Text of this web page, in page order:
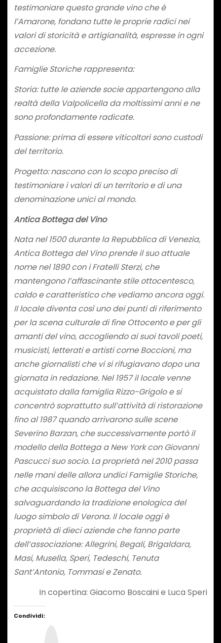
testimoniare questo grande vino che è
l’Amarone, fondano tutte le proprie radici nei
valori di storicità e artigianalità, espresse in ogni
accezione.
Famiglie Storiche rappresenta:
Storia: tutte le aziende socie appartengono alla
realtà della Valpolicella da moltissimi anni e ne
sono profondamente radicate.
Passione: prima di essere viticoltori sono custodi
del territorio.
Progetto: nascono con lo scopo preciso di
testimoniare i valori di un territorio e di una
denominazione unici al mondo.
Antica Bottega del Vino
Nata nel 1500 durante la Repubblica di Venezia,
Antica Bottega del Vino prende il suo attuale
nome nel 1890 con i Fratelli Sterzi, che
mantengono l’affascinante stile ottocentesco,
caldo e caratteristico che vediamo ancora oggi.
Il locale diventa così uno dei punti di riferimento
per la scena culturale di fine Ottocento e per gli
amanti del vino, accogliendo ai suoi tavoli poeti,
musicisti, letterati e artisti come Boccioni, ma
anche giornalisti che vi si rifugiavano dopo una
giornata in redazione. Nel 1957 il locale venne
acquistato dalla famiglia Rizzo-Grigolo e si
concentrò soprattutto sull’attività di ristorazione
fino al 1987 quando arrivarono sulle scene
Severino Barzan, che successivamente portò il
modello della Bottega a New York con Giovanni
Pascucci suo socio. La proprietà nel 2010 passa
nelle mani delle allora undici Famiglie Storiche,
che acquisiscono la Bottega del Vino
salvaguardando la tradizione enologica del
luogo simbolo di Verona. Il locale oggi è
proprietà di dieci aziende che fanno parte
dell’associazione: Allegrini, Begali, Brigaldara,
Masi, Musella, Speri, Tedeschi, Tenuta
Sant’Antonio, Tommasi e Zenato.
In copertina: Giacomo Boscaini e Luca Speri
Condividi: